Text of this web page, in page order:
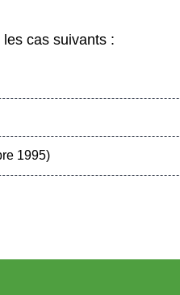
cas suivants :
1995)